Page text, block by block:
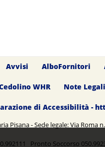
Avvisi AlboFornitori
WHR Note Legali
di Accessibilità -
Pisana - Sede legale: Via Roma
Pronto Soccorso